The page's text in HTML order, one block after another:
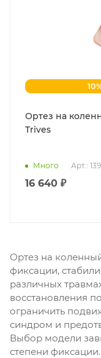
Ортез на
Trives
Много Арт.:
16 640 ₽
Ортез на
фиксации,
различных
восстановления
ограничить
синдром и
Выбор модели
степени фиксации.